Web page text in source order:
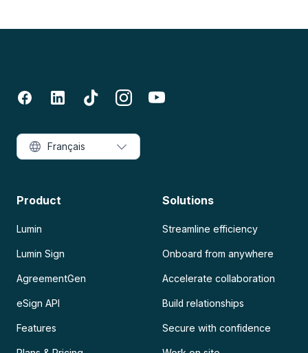
Product
Lumin
Lumin Sign
AgreementGen
eSign API
Features
Solutions
Streamline efficiency
Onboard from anywhere
Accelerate collaboration
Build relationships
Secure with confidence
Français